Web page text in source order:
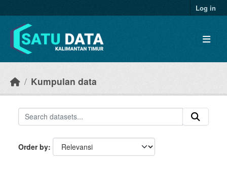
Log in
Kumpulan data
Order by